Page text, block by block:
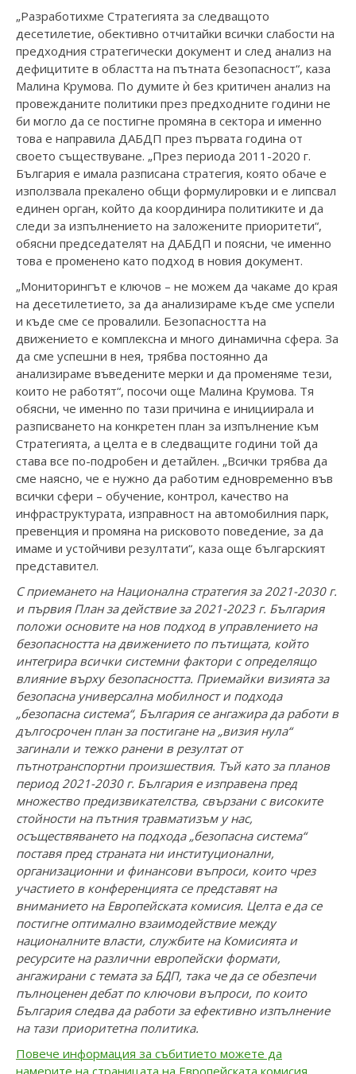
„Разработихме Стратегията за следващото
десетилетие, обективно отчитайки всички слабости на
предходния стратегически документ и след анализ на
дефицитите в областта на пътната безопасност“, каза
Малина Крумова. По думите ѝ без критичен анализ на
провежданите политики през предходните години не
би могло да се постигне промяна в сектора и именно
това е направила ДАБДП през първата година от
своето съществуване. „През периода 2011-2020 г.
България е имала разписана стратегия, която обаче е
използвала прекалено общи формулировки и е липсвал
единен орган, който да координира политиките и да
следи за изпълнението на заложените приоритети“,
обясни председателят на ДАБДП и поясни, че именно
това е променено като подход в новия документ.
„Мониторингът е ключов – не можем да чакаме до края
на десетилетието, за да анализираме къде сме успели
и къде сме се провалили. Безопасността на
движението е комплексна и много динамична сфера. За
да сме успешни в нея, трябва постоянно да
анализираме въведените мерки и да променяме тези,
които не работят“, посочи още Малина Крумова. Тя
обясни, че именно по тази причина е инициирала и
разписването на конкретен план за изпълнение към
Стратегията, а целта е в следващите години той да
става все по-подробен и детайлен. „Всички трябва да
сме наясно, че е нужно да работим едновременно във
всички сфери – обучение, контрол, качество на
инфраструктурата, изправност на автомобилния парк,
превенция и промяна на рисковото поведение, за да
имаме и устойчиви резултати“, каза още българският
представител.
С приемането на Национална стратегия за 2021-2030 г.
и първия План за действие за 2021-2023 г. България
положи основите на нов подход в управлението на
безопасността на движението по пътищата, който
интегрира всички системни фактори с определящо
влияние върху безопасността. Приемайки визията за
безопасна универсална мобилност и подхода
„безопасна система“, България се ангажира да работи в
дългосрочен план за постигане на „визия нула“
загинали и тежко ранени в резултат от
пътнотранспортни произшествия. Тъй като за планов
период 2021-2030 г. България е изправена пред
множество предизвикателства, свързани с високите
стойности на пътния травматизъм у нас,
осъществяването на подхода „безопасна система“
поставя пред страната ни институционални,
организационни и финансови въпроси, които чрез
участието в конференцията се представят на
вниманието на Европейската комисия. Целта е да се
постигне оптимално взаимодействие между
националните власти, службите на Комисията и
ресурсите на различни европейски формати,
ангажирани с темата за БДП, така че да се обезпечи
пълноценен дебат по ключови въпроси, по които
България следва да работи за ефективно изпълнение
на тази приоритетна политика.
Повече информация за събитието можете да